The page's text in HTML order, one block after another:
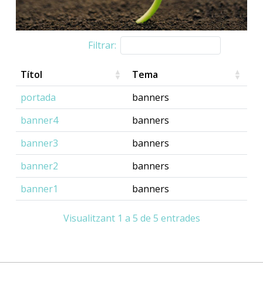
Filtrar:
Títol
Tema
portada
banners
banner4
banners
banner3
banners
banner2
banners
banner1
banners
Visualitzant 1 a 5 de 5 entrades